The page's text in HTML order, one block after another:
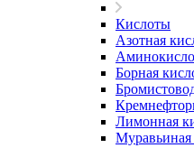
Кислоты
Азотная
Борная
Лимонная
Муравьиная